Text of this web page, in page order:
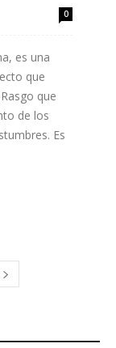
0
es una
que
que
de los
Es